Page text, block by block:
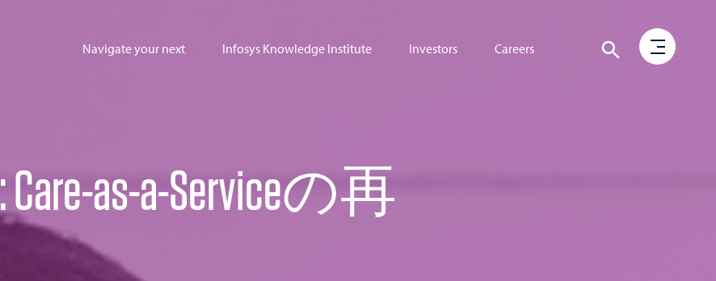
Navigate your next Infosys Knowledge Institute Investors Careers
: Care-as-a-Serviceの再